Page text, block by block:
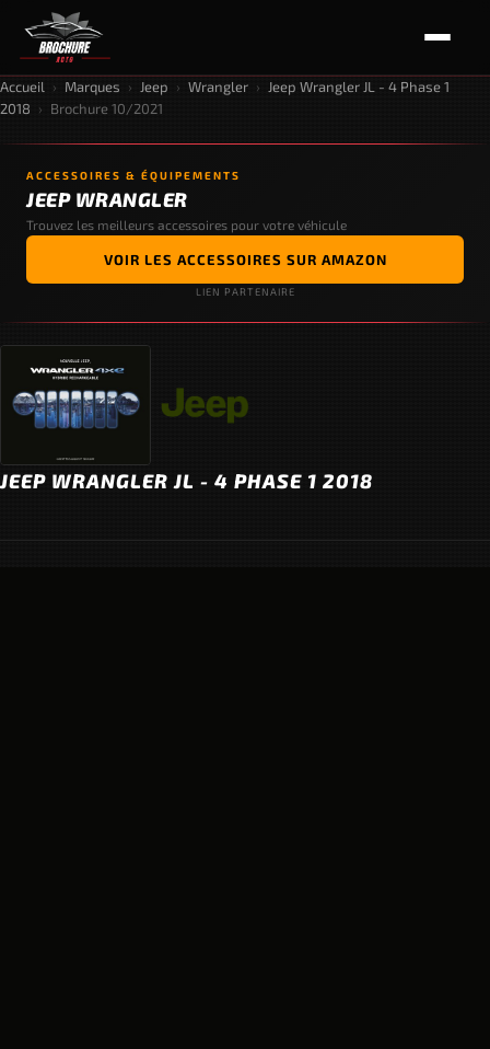
Accueil › Marques › Jeep › Wrangler ›
Jeep Wrangler JL - 4 Phase 1
2018 › Brochure 10/2021
ACCESSOIRES & ÉQUIPEMENTS
JEEP WRANGLER
Trouvez les meilleurs accessoires pour votre véhicule
VOIR LES ACCESSOIRES SUR AMAZON
LIEN PARTENAIRE
JEEP WRANGLER JL - 4 PHASE 1 2018